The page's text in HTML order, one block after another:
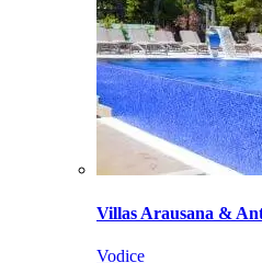
Villas Arausana &
Vodice